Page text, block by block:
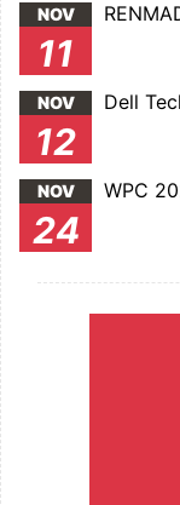
NOV
11
NOV
12
Dell
NOV
24
WPC